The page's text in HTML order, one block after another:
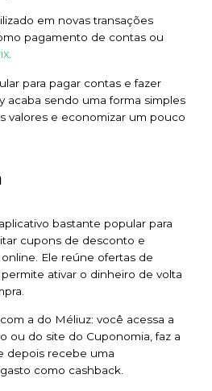
em novas transações
pagamento de contas ou
.
para pagar contas e fazer
acaba sendo uma forma simples
valores e economizar um pouco
bastante popular para
cupons de desconto e
Ele reúne ofertas de
ativar o dinheiro de volta
a do Méliuz: você acessa a
ou do site do Cuponomia, faz a
depois recebe uma
como cashback.